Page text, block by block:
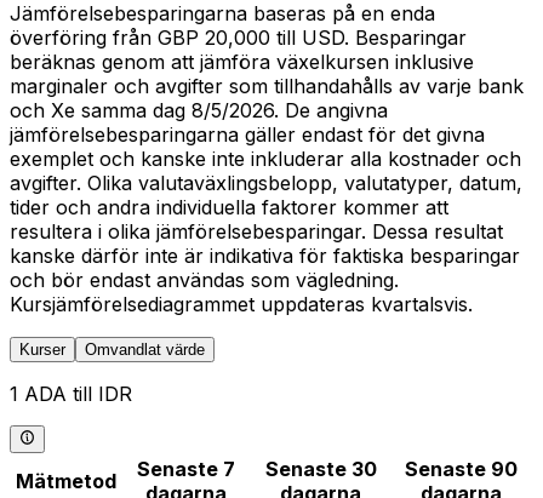
Jämförelsebesparingarna baseras på en enda
överföring från GBP 20,000 till USD. Besparingar
beräknas genom att jämföra växelkursen inklusive
marginaler och avgifter som tillhandahålls av varje bank
och Xe samma dag 8/5/2026. De angivna
jämförelsebesparingarna gäller endast för det givna
exemplet och kanske inte inkluderar alla kostnader och
avgifter. Olika valutaväxlingsbelopp, valutatyper, datum,
tider och andra individuella faktorer kommer att
resultera i olika jämförelsebesparingar. Dessa resultat
kanske därför inte är indikativa för faktiska besparingar
och bör endast användas som vägledning.
Kursjämförelsediagrammet uppdateras kvartalsvis.
Kurser Omvandlat värde
1 ADA till IDR
Mätmetod
Senaste 7
dagarna
Senaste 30
dagarna
Senaste 90
dagarna